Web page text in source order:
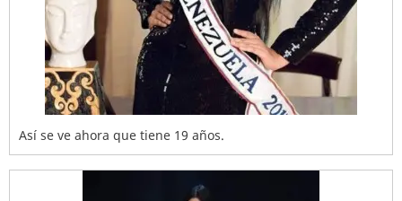
Así se ve ahora que tiene 19 años.